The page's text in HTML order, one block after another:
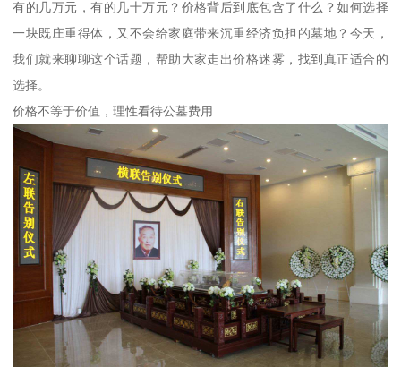
有的几万元，有的几十万元？价格背后到底包含了什么？如何选择
一块既庄重得体，又不会给家庭带来沉重经济负担的墓地？今天，
我们就来聊聊这个话题，帮助大家走出价格迷雾，找到真正适合的
选择。
价格不等于价值，理性看待公墓费用